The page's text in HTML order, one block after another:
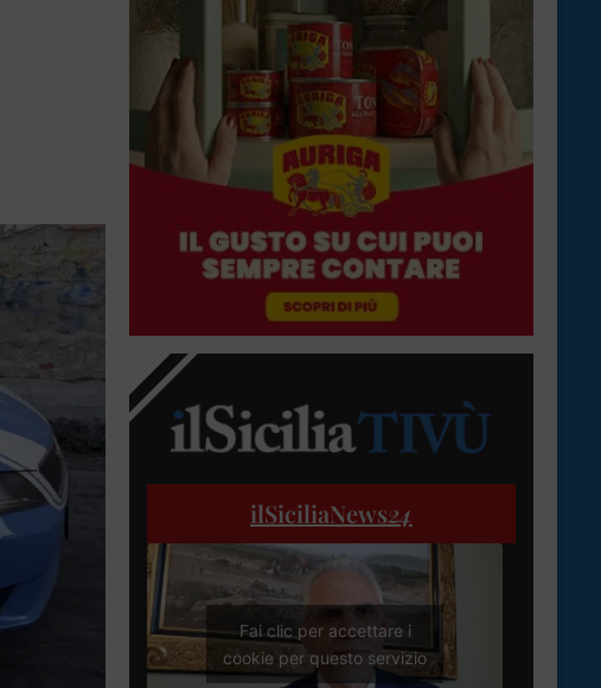
ilSiciliaNews24
Fai clic per accettare i
cookie per questo servizio